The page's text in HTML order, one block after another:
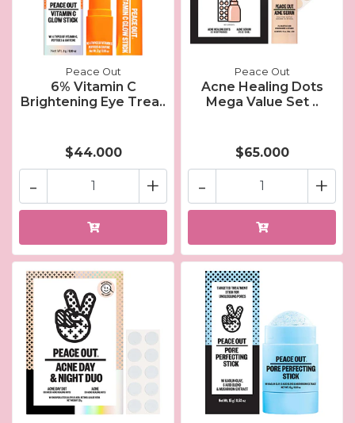
Peace Out
6% Vitamin C
Brightening Eye Trea..
$44.000
+
-
Peace Out
Acne Healing Dots
Mega Value Set ..
$65.000
+
-